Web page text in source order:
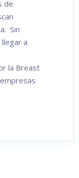
de
Sin
a
la Breast